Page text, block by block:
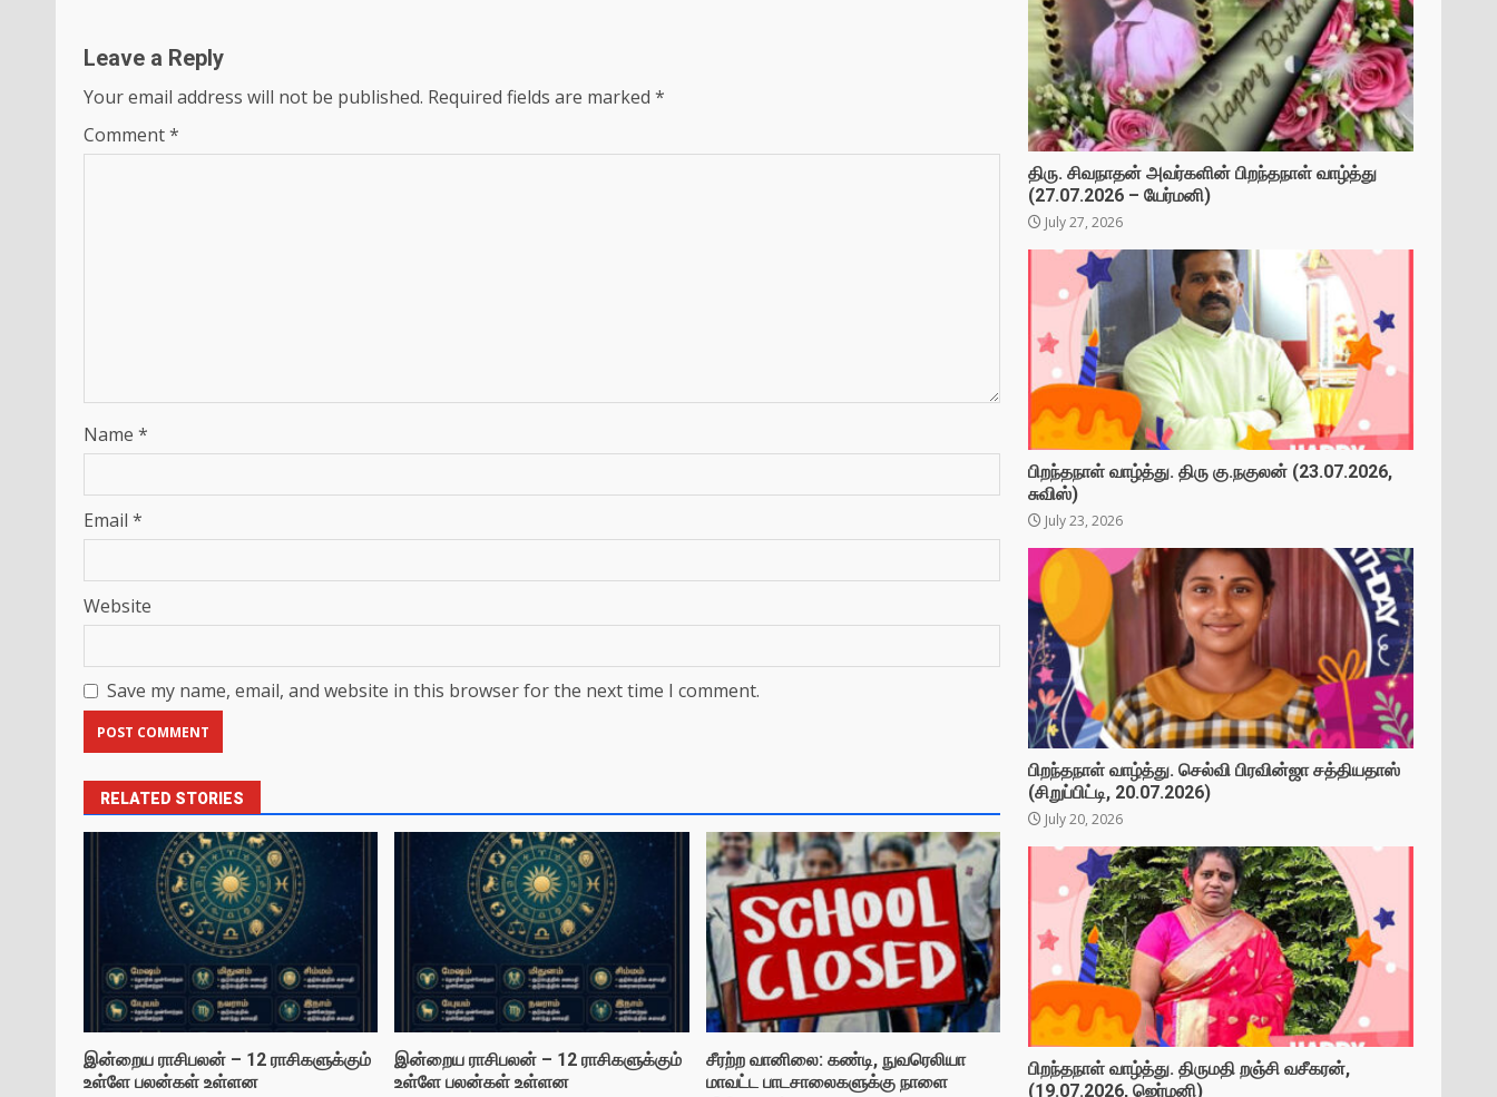
Leave a Reply
Your email address will not be published. Required fields are marked *
Comment*
Name *
Email *
Website
Save my name, email, and website in this browser for the next time I comment.
RELATED STORIES
இன்றைய ராசிபலன் – 12 ராசிகளுக்கும்
உள்ளே பலன்கள் உள்ளன
இன்றைய ராசிபலன் – 12 ராசிகளுக்கும்
உள்ளே பலன்கள் உள்ளன
சீரற்ற வானிலை: கண்டி, நுவரெலியா
மாவட்ட பாடசாலைகளுக்கு நாளை
திரு. சிவநாதன் அவர்களின் பிறந்தநாள் வாழ்த்து
(27.07.2026 – யேர்மனி)
July 27, 2026
பிறந்தநாள் வாழ்த்து. திரு கு.நகுலன் (23.07.2026,
சுவிஸ்)
July 23, 2026
பிறந்தநாள் வாழ்த்து. செல்வி பிரவின்ஜா சத்தியதாஸ்
(சிறுப்பிட்டி, 20.07.2026)
July 20, 2026
பிறந்தநாள் வாழ்த்து. திருமதி றஞ்சி வசீகரன்,
(19.07.2026, ஜெர்மனி)